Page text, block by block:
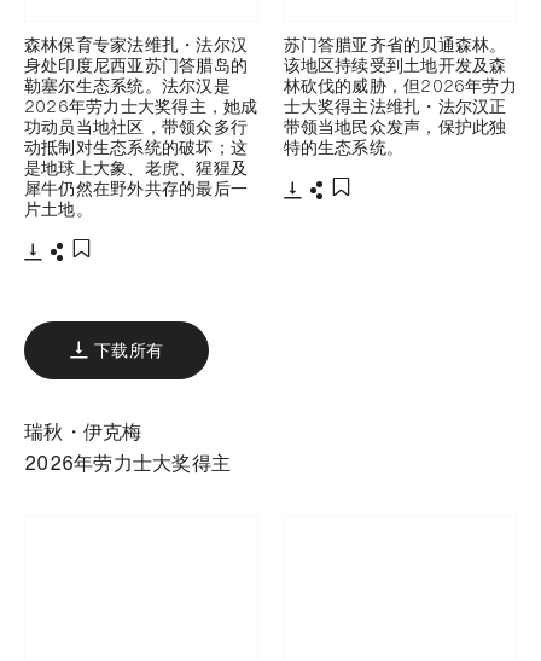
森林保育专家法维扎・法尔汉
身处印度尼西亚苏门答腊岛的
勒塞尔生态系统。法尔汉是
2026年劳力士大奖得主，她成
功动员当地社区，带领众多行
动抵制对生态系统的破坏；这
是地球上大象、老虎、猩猩及
犀牛仍然在野外共存的最后一
片土地。
苏门答腊亚齐省的贝通森林。
该地区持续受到土地开发及森
林砍伐的威胁，但2026年劳力
士大奖得主法维扎・法尔汉正
带领当地民众发声，保护此独
特的生态系统。
下载所有
瑞秋・伊克梅
2026年劳力士大奖得主